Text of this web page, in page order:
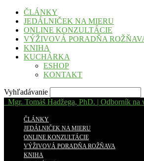
ČLÁNKY
JEDÁLNIČEK NA MIERU
ONLINE KONZULTÁCIE
VÝŽIVOVÁ PORADŇA
KNIHA
KUCHÁRKA
ESHOP
KONTAKT
Vyhľadávanie
Mgr. Tomáš Hadžega, PhD. | Odborník na
ČLÁNKY
JEDÁLNIČEK NA MIERU
ONLINE KONZULTÁCIE
VÝŽIVOVÁ PORADŇA ROŽŇAVA
KNIHA